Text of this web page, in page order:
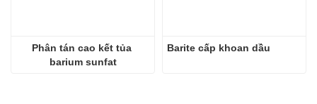
Phân tán cao kết tủa
barium sunfat
Barite cấp khoan dầu